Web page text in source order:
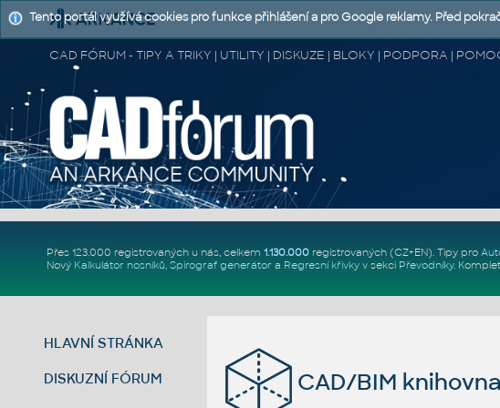
CAD FÓRUM - TIPY A TRIKY | UTILITY | DISKUZE | BLOKY | PODPORA |
Přes 123.000 registrovaných u nás, celkem 1.130.000registrovaných (CZ+EN). Tipy pro
Nový Kalkulátor nosníků, Spirograf generátor a Regresní křivkyv sekci Převodníky.
HLAVNÍ STRÁNKA
DISKUZNÍ FÓRUM CAD/BIM
Tento portál využívá cookies pro funkce přihlášení a pro Google reklamy. Před